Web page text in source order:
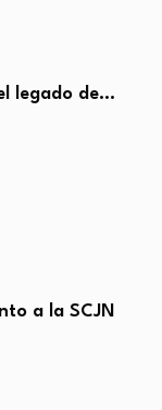
legado de…
a la SCJN